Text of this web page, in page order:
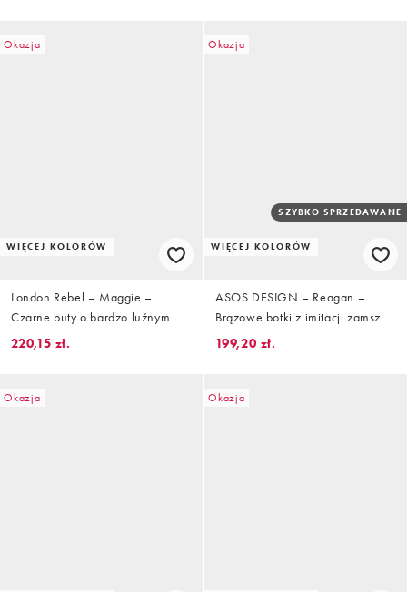
Okazja
WIĘCEJ KOLORÓW
London Rebel – Maggie –
Czarne buty o bardzo luźnym
kroju na obcasie klockowym
220,15 zł.
Okazja
WIĘCEJ KOLORÓW
SZYBKO SPRZEDAWANE
ASOS DESIGN – Reagan –
Brązowe botki z imitacji zamszu
z elastyczną cholewką i
199,20 zł.
Okazja Okazja